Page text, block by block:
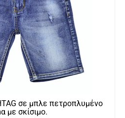
σε μπλε πετροπλυμένο
με σκίσιμο.